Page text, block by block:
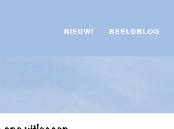
NIEUW! BEELDBLOG